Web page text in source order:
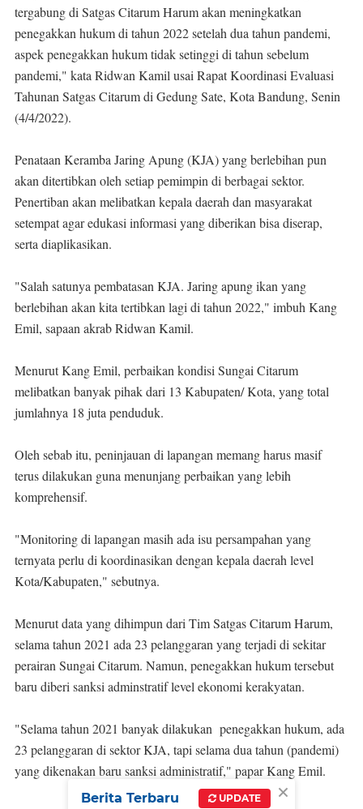
tergabung di Satgas Citarum Harum akan meningkatkan
penegakkan hukum di tahun 2022 setelah dua tahun pandemi,
aspek penegakkan hukum tidak setinggi di tahun sebelum
pandemi," kata Ridwan Kamil usai Rapat Koordinasi Evaluasi
Tahunan Satgas Citarum di Gedung Sate, Kota Bandung, Senin
(4/4/2022).
Penataan Keramba Jaring Apung (KJA) yang berlebihan pun
akan ditertibkan oleh setiap pemimpin di berbagai sektor.
Penertiban akan melibatkan kepala daerah dan masyarakat
setempat agar edukasi informasi yang diberikan bisa diserap,
serta diaplikasikan.
"Salah satunya pembatasan KJA. Jaring apung ikan yang
berlebihan akan kita tertibkan lagi di tahun 2022," imbuh Kang
Emil, sapaan akrab Ridwan Kamil.
Menurut Kang Emil, perbaikan kondisi Sungai Citarum
melibatkan banyak pihak dari 13 Kabupaten/ Kota, yang total
jumlahnya 18 juta penduduk.
Oleh sebab itu, peninjauan di lapangan memang harus masif
terus dilakukan guna menunjang perbaikan yang lebih
komprehensif.
"Monitoring di lapangan masih ada isu persampahan yang
ternyata perlu di koordinasikan dengan kepala daerah level
Kota/Kabupaten," sebutnya.
Menurut data yang dihimpun dari Tim Satgas Citarum Harum,
selama tahun 2021 ada 23 pelanggaran yang terjadi di sekitar
perairan Sungai Citarum. Namun, penegakkan hukum tersebut
baru diberi sanksi adminstratif level ekonomi kerakyatan.
"Selama tahun 2021 banyak dilakukan penegakkan hukum, ada
23 pelanggaran di sektor KJA, tapi selama dua tahun (pandemi)
yang dikenakan baru sanksi administratif," papar Kang Emil.
×
Berita Terbaru UPDATE